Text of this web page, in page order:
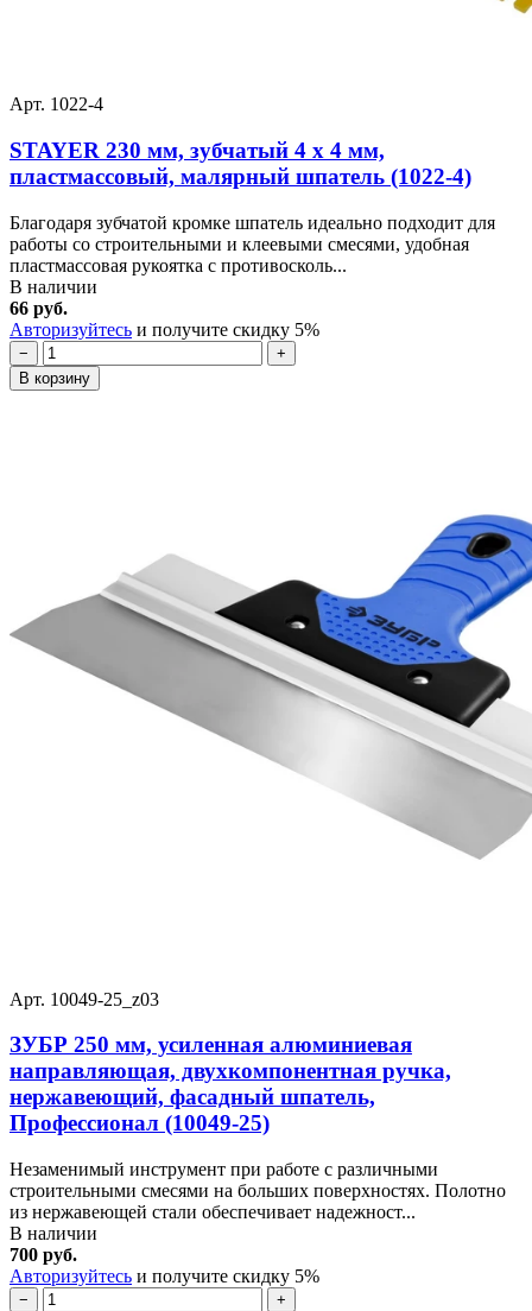
Арт. 1022-4
STAYER 230 мм, зубчатый 4 х 4 мм,
пластмассовый, малярный шпатель (1022-4)
Благодаря зубчатой кромке шпатель идеально подходит для
работы со строительными и клеевыми смесями, удобная
пластмассовая рукоятка с противосколь...
В наличии
66 руб.
Авторизуйтесь и получите скидку 5%
−
+
В корзину
Арт. 10049-25_z03
ЗУБР 250 мм, усиленная алюминиевая
направляющая, двухкомпонентная ручка,
нержавеющий, фасадный шпатель,
Профессионал (10049-25)
Незаменимый инструмент при работе с различными
строительными смесями на больших поверхностях. Полотно
из нержавеющей стали обеспечивает надежност...
В наличии
700 руб.
Авторизуйтесь и получите скидку 5%
−
+